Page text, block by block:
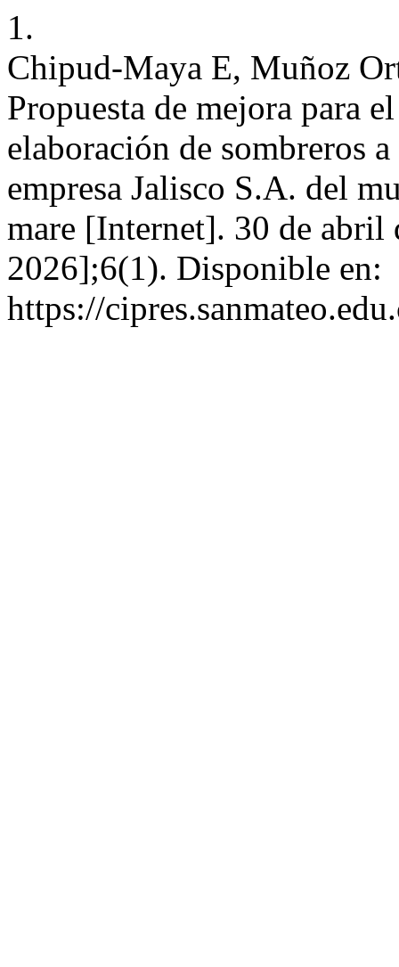
1.
Chipud-Maya E, Muñoz
Propuesta de mejora para
elaboración de sombreros
empresa Jalisco S.A. del
mare [Internet]. 30 de abril
2026];6(1). Disponible en:
https://